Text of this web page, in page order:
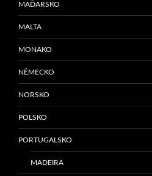
MAĎARSKO
MALTA
MONAKO
NĚMECKO
NORSKO
POLSKO
PORTUGALSKO
MADEIRA